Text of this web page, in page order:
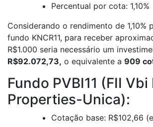
Percentual por cota: 1,10%
Considerando o rendimento de 1,10%
fundo KNCR11, para receber
R$1.000 seria necessário um
R$92.072,73, o equivalente a 909
Fundo PVBI11 (FII
Properties-Unica):
Cotação base: R$102,66